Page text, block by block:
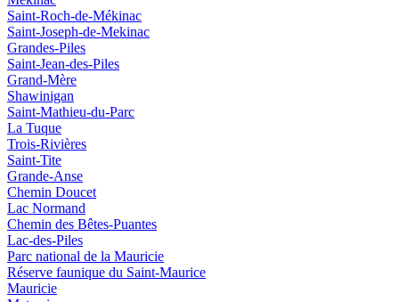
Saint-Roch-de-Mékinac
Saint-Joseph-de-Mekinac
Grandes-Piles
Saint-Jean-des-Piles
Grand-Mère
Shawinigan
Saint-Mathieu-du-Parc
La Tuque
Trois-Rivières
Saint-Tite
Grande-Anse
Chemin Doucet
Lac Normand
Chemin des Bêtes-Puantes
Lac-des-Piles
Parc national de la Mauricie
Réserve faunique du Saint‑Maurice
Mauricie